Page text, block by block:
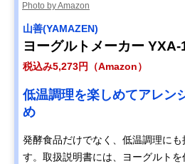
Photo by Amazon
山善(YAMAZEN)
ヨーグルトメーカー YXA-
税込み5,273円（Amazon）
低温調理を楽しめてアレン
め
発酵食品だけでなく、低温調理に
す。取扱説明書には、ヨーグルト